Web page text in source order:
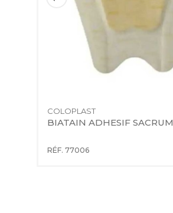
COLOPLAST
BIATAIN ADHESIF SACRUM
RÉF. 77006